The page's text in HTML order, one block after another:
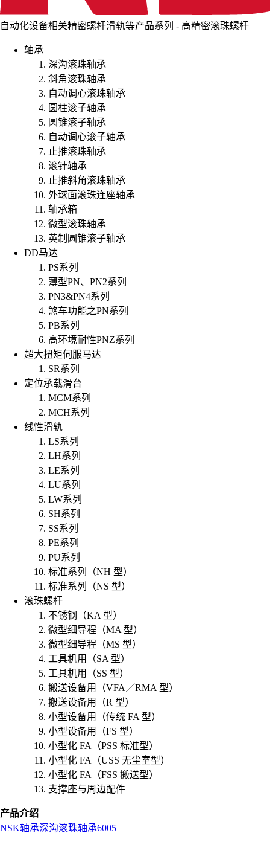
自动化设备相关精密螺杆滑轨等产品系列 - 高精密滚珠螺杆
轴承
深沟滚珠轴承
斜角滚珠轴承
自动调心滚珠轴承
圆柱滚子轴承
圆锥滚子轴承
自动调心滚子轴承
止推滚珠轴承
滚针轴承
止推斜角滚珠轴承
外球面滚珠连座轴承
轴承箱
微型滚珠轴承
英制圆锥滚子轴承
DD马达
PS系列
薄型PN、PN2系列
PN3&PN4系列
煞车功能之PN系列
PB系列
高环境耐性PNZ系列
超大扭矩伺服马达
SR系列
定位承载滑台
MCM系列
MCH系列
线性滑轨
LS系列
LH系列
LE系列
LU系列
LW系列
SH系列
SS系列
PE系列
PU系列
标准系列（NH 型）
标准系列（NS 型）
滚珠螺杆
不锈钢（KA 型）
微型细导程（MA 型）
微型细导程（MS 型）
工具机用（SA 型）
工具机用（SS 型）
搬送设备用（VFA／RMA 型）
搬送设备用（R 型）
小型设备用（传统 FA 型）
小型设备用（FS 型）
小型化 FA（PSS 标准型）
小型化 FA（USS 无尘室型）
小型化 FA（FSS 搬送型）
支撑座与周边配件
产品介绍
NSK轴承深沟滚珠轴承6005